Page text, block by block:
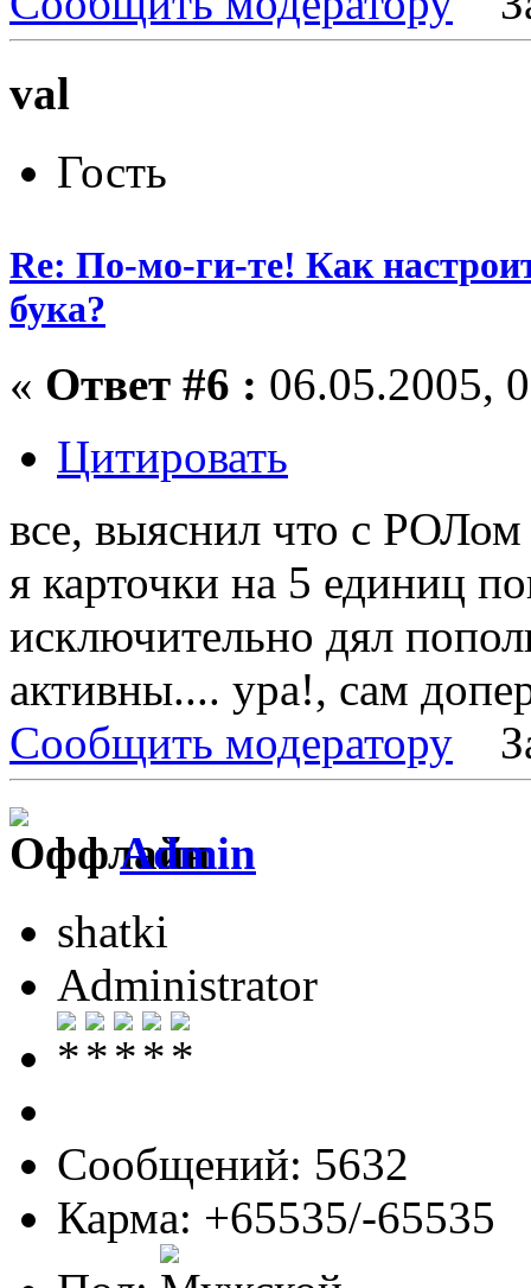
val
Гость
Re: По-мо-ги-те! Как
бука?
« Ответ #6 : 06.05.2005,
Цитировать
все, выяснил что с РОЛом
я карточки на 5 единиц
исключительно дял
активны.... ура!, сам
Сообщить модератору
Admin
shatki
Administrator
Сообщений: 5632
Карма: +65535/-65535